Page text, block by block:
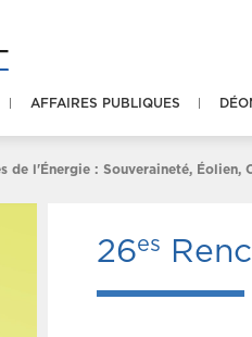
AFFAIRES PUBLIQUES
de l'Énergie : Souveraineté, Éolien,
26es